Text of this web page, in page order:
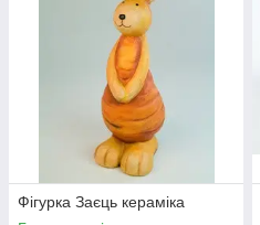
Фігурка Заєць кераміка